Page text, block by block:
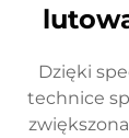
Dzięki
technice
zwiększona